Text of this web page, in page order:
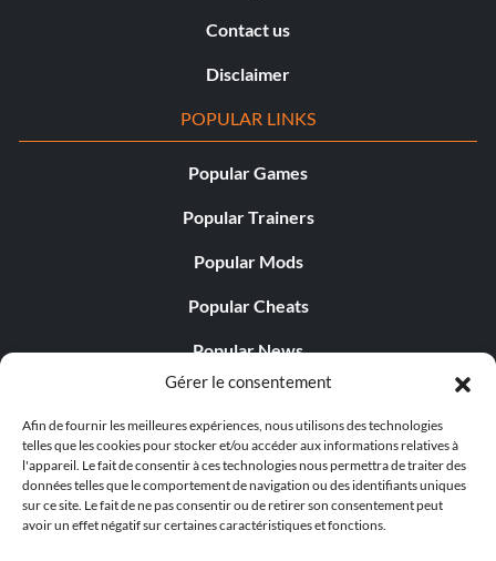
Gérer le consentement
Afin de fournir les meilleures expériences, nous utilisons des technologies
telles que les cookies pour stocker et/ou accéder aux informations relatives à
l'appareil. Le fait de consentir à ces technologies nous permettra de traiter des
données telles que le comportement de navigation ou des identifiants uniques
sur ce site. Le fait de ne pas consentir ou de retirer son consentement peut
avoir un effet négatif sur certaines caractéristiques et fonctions.
Contact us
Disclaimer
POPULAR LINKS
Popular Games
Popular Trainers
Popular Mods
Popular Cheats
Popular News
Popular Editorials
Popular Free Games
LATEST UPDATES